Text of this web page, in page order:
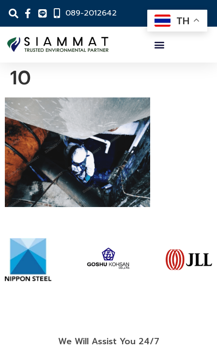
089-2012642
10
We Will Assist You 24/7
TH